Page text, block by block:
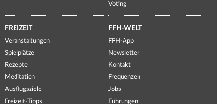
Voting
FREIZEIT
Veranstaltungen
Spielplätze
Rezepte
Meditation
Ausflugsziele
Freizeit-Tipps
FFH-WELT
FFH-App
Newsletter
Kontakt
Frequenzen
Jobs
Führungen